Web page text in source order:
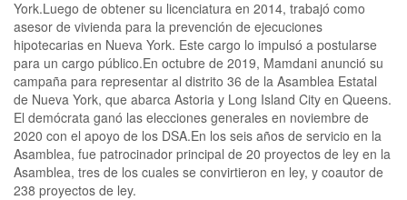
York.Luego de obtener su licenciatura en 2014, trabajó como
asesor de vivienda para la prevención de ejecuciones
hipotecarias en Nueva York. Este cargo lo impulsó a postularse
para un cargo público.En octubre de 2019, Mamdani anunció su
campaña para representar al distrito 36 de la Asamblea Estatal
de Nueva York, que abarca Astoria y Long Island City en Queens.
El demócrata ganó las elecciones generales en noviembre de
2020 con el apoyo de los DSA.En los seis años de servicio en la
Asamblea, fue patrocinador principal de 20 proyectos de ley en la
Asamblea, tres de los cuales se convirtieron en ley, y coautor de
238 proyectos de ley.